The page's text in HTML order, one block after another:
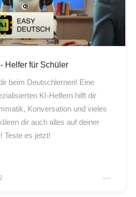
Helfer für Schüler
beim Deutschlernen! Eine
KI-Helfern hilft dir
Konversation und vieles
dir auch alles auf deiner
Teste es jetzt!